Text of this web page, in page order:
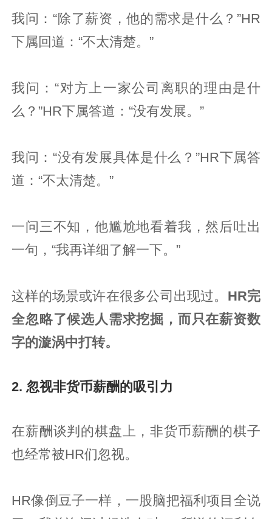
我问：“除了薪资，他的需求是什么？”HR
下属回道：“不太清楚。”
我问：“对方上一家公司离职的理由是什
么？”HR下属答道：“没有发展。”
我问：“没有发展具体是什么？”HR下属答
道：“不太清楚。”
一问三不知，他尴尬地看着我，然后吐出
一句，“我再详细了解一下。”
这样的场景或许在很多公司出现过。 HR完
全忽略了候选人需求挖掘，而只在薪资数
字的漩涡中打转。
2. 忽视非货币薪酬的吸引力
在薪酬谈判的棋盘上，非货币薪酬的棋子
也经常被HR们忽视。
HR像倒豆子一样，一股脑把福利项目全说